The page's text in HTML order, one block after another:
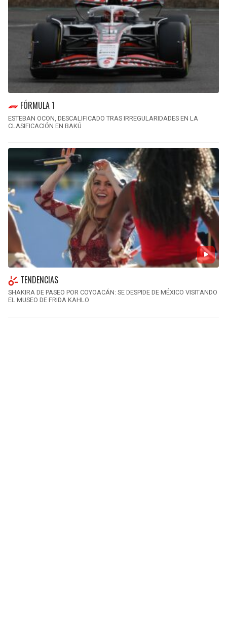
FÓRMULA 1
ESTEBAN OCON, DESCALIFICADO TRAS IRREGULARIDADES EN LA
CLASIFICACIÓN EN BAKÚ
TENDENCIAS
SHAKIRA DE PASEO POR COYOACÁN: SE DESPIDE DE MÉXICO VISITANDO
EL MUSEO DE FRIDA KAHLO